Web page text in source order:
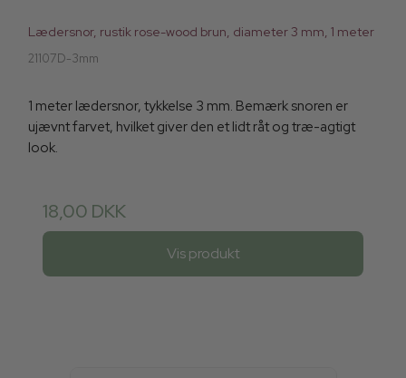
Lædersnor, rustik rose-wood brun, diameter 3 mm, 1 meter
21107D-3mm
1 meter lædersnor, tykkelse 3 mm. Bemærk snoren er
ujævnt farvet, hvilket giver den et lidt råt og træ-agtigt
look.
18,00 DKK
Vis produkt